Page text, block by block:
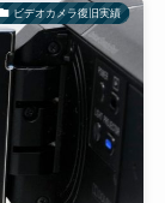
ビデオカメラ復旧実績